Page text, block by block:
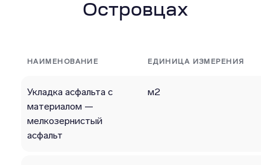
Островцах
НАИМЕНОВАНИЕ ЕДИНИЦА ИЗМЕРЕНИЯ
Укладка асфальта с
материалом —
мелкозернистый
асфальт
м2